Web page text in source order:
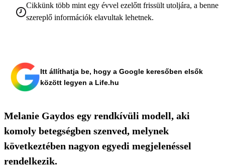
Cikkünk több mint egy évvel ezelőtt frissült utoljára, a benne
szereplő információk elavultak lehetnek.
Itt állíthatja be, hogy a Google keresőben elsők
között legyen a Life.hu
Melanie Gaydos egy rendkívüli modell, aki
komoly betegségben szenved, melynek
következtében nagyon egyedi megjelenéssel
rendelkezik.